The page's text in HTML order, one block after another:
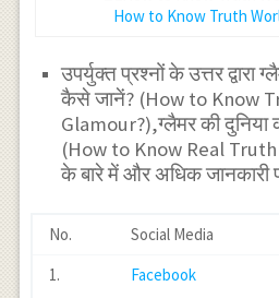
How to Know Truth
उपर्युक्त प्रश्नों के उत्तर द्वारा
कैसे जानें? (How to Know
Glamour?),ग्लैमर की
(How to Know Real
के बारे में और अधिक जानकारी
No. Social Media
1.
Facebook